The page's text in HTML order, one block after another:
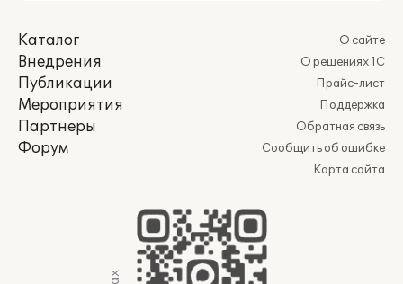
Каталог
Внедрения
Публикации
Мероприятия
Партнеры
Форум
О сайте
О решениях 1С
Прайс-лист
Поддержка
Обратная связь
Сообщить об ошибке
Карта сайта